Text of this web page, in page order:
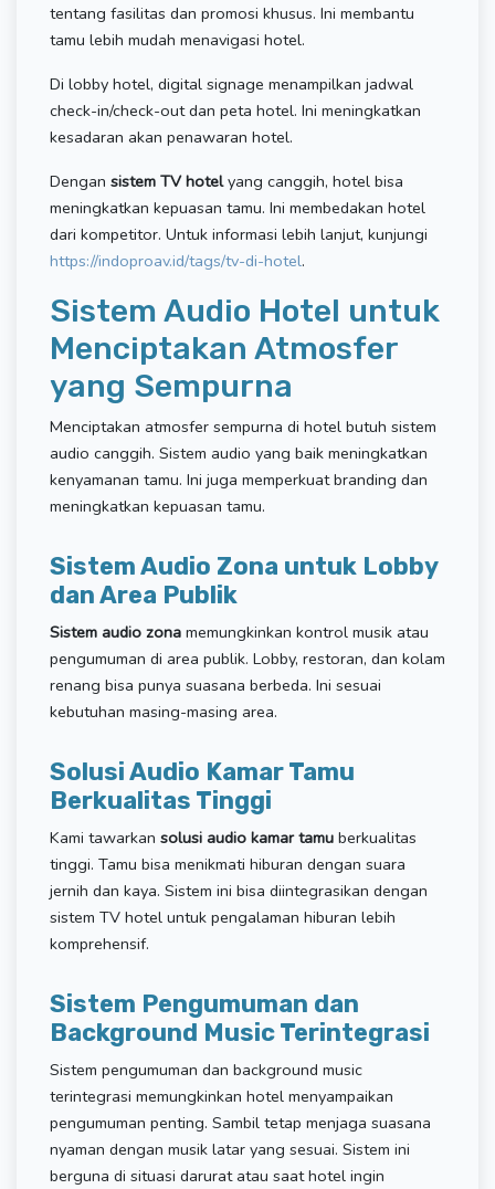
tentang fasilitas dan promosi khusus. Ini membantu
tamu lebih mudah menavigasi hotel.
Di lobby hotel, digital signage menampilkan jadwal
check-in/check-out dan peta hotel. Ini meningkatkan
kesadaran akan penawaran hotel.
Dengan sistem TV hotelyang canggih, hotel bisa
meningkatkan kepuasan tamu. Ini membedakan hotel
dari kompetitor. Untuk informasi lebih lanjut, kunjungi
https://indoproav.id/tags/tv-di-hotel.
Sistem Audio Hotel untuk
Menciptakan Atmosfer
yang Sempurna
Menciptakan atmosfer sempurna di hotel butuh sistem
audio canggih. Sistem audio yang baik meningkatkan
kenyamanan tamu. Ini juga memperkuat branding dan
meningkatkan kepuasan tamu.
Sistem Audio Zona untuk Lobby
dan Area Publik
Sistem audio zona memungkinkan kontrol musik atau
pengumuman di area publik. Lobby, restoran, dan kolam
renang bisa punya suasana berbeda. Ini sesuai
kebutuhan masing-masing area.
Solusi Audio Kamar Tamu
Berkualitas Tinggi
Kami tawarkan solusi audio kamar tamu berkualitas
tinggi. Tamu bisa menikmati hiburan dengan suara
jernih dan kaya. Sistem ini bisa diintegrasikan dengan
sistem TV hotel untuk pengalaman hiburan lebih
komprehensif.
Sistem Pengumuman dan
Background Music Terintegrasi
Sistem pengumuman dan background music
terintegrasi memungkinkan hotel menyampaikan
pengumuman penting. Sambil tetap menjaga suasana
nyaman dengan musik latar yang sesuai. Sistem ini
berguna di situasi darurat atau saat hotel ingin